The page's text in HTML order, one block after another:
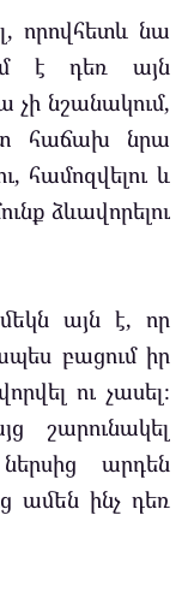
որովհետև նա
է դեռ այն
չի նշանակում,
հաճախ նրա
համոզվելու և
ձևավորելու
այն է, որ
բացում իր
ու չասել։
շարունակել
արդեն
ամեն ինչ դեռ